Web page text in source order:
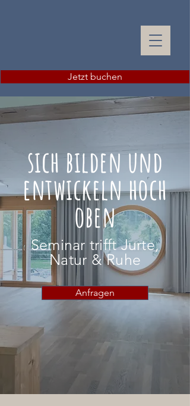
Jetzt buchen
sich bilden und
entwickeln hoch
oben
Seminar trifft Jurte,
Natur & Ruhe
Anfragen